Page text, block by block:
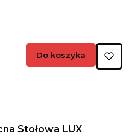
Do koszyka
Stołowa LUX